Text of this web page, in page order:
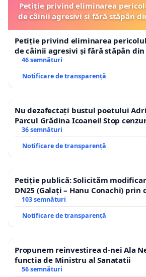
Petiție privind eliminarea
de câinii agresivi și fără stăpân
Petiție privind eliminarea
de câinii agresivi și fără stăpân
46 semnături
Notificare de transparență
Nu dezafectați bustul poetului
Parcul Grădina Icoanei! Stop
36 semnături
Notificare de transparență
Petiție publică: Solicităm
DN25 (Galați – Hanu Conachi) prin
traseului în afara localităților!
103 semnături
Notificare de transparență
Propunem reinvestirea d-nei Ala
functia de Ministru al Sanatatii
56 semnături